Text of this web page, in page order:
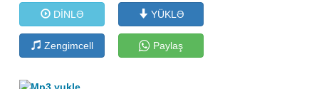
DİNLƏ YÜKLƏ
Zengimcell Paylaş